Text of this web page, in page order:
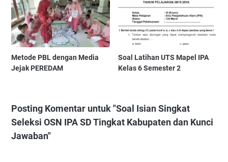
Metode PBL dengan Media
Jejak PEREDAM
Soal Latihan UTS Mapel IPA
Kelas 6 Semester 2
Posting Komentar untuk "Soal Isian Singkat
Seleksi OSN IPA SD Tingkat Kabupaten dan Kunci
Jawaban"